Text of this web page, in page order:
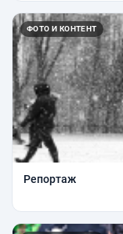
ФОТО И КОНТЕНТ
Репортаж